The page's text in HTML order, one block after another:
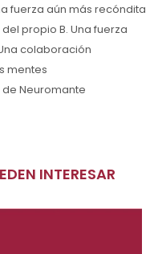
fuerza aún más recóndita
propio B. Una fuerza
colaboración
mentes
de Neuromante
INTERESAR